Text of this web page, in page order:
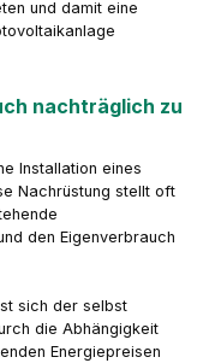
und damit eine
nachträglich zu
Installation eines
Nachrüstung stellt oft
den Eigenverbrauch
sich der selbst
die Abhängigkeit
Energiepreisen